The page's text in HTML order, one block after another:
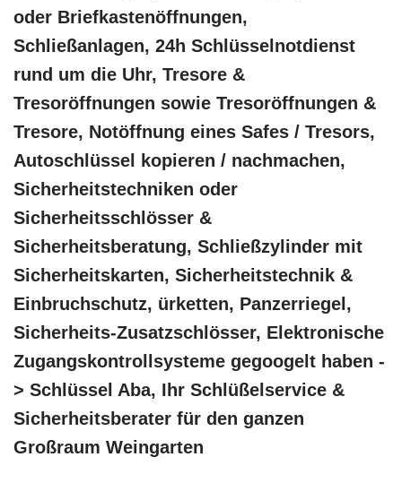
oder Briefkastenöffnungen,
Schließanlagen, 24h Schlüsselnotdienst
rund um die Uhr, Tresore &
Tresoröffnungen sowie Tresoröffnungen &
Tresore, Notöffnung eines Safes / Tresors,
Autoschlüssel kopieren / nachmachen,
Sicherheitstechniken oder
Sicherheitsschlösser &
Sicherheitsberatung, Schließzylinder mit
Sicherheitskarten, Sicherheitstechnik &
Einbruchschutz, ürketten, Panzerriegel,
Sicherheits-Zusatzschlösser, Elektronische
Zugangskontrollsysteme gegoogelt haben -
> Schlüssel Aba, Ihr Schlüßelservice &
Sicherheitsberater für den ganzen
Großraum Weingarten